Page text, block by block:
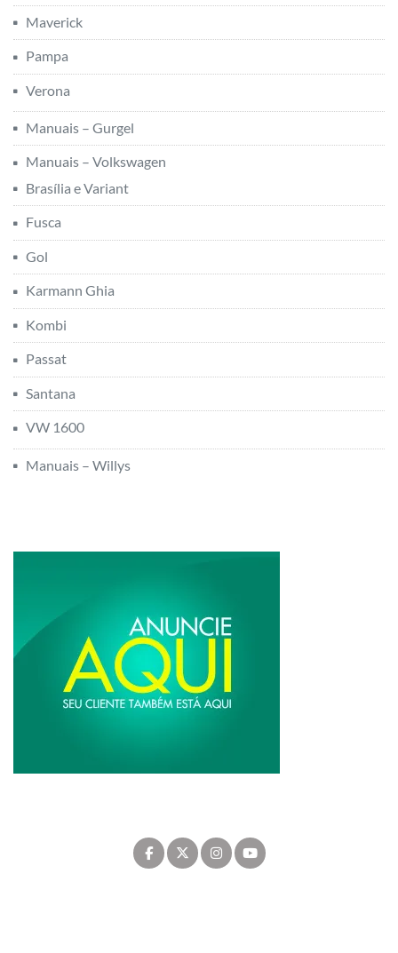
Maverick
Pampa
Verona
Manuais – Gurgel
Manuais – Volkswagen
Brasília e Variant
Fusca
Gol
Karmann Ghia
Kombi
Passat
Santana
VW 1600
Manuais – Willys